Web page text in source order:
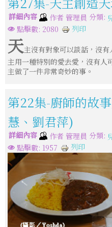
詳細內容 作者 管理員 分類:
點擊數: 2080
列印
天主沒有對象可以談話，沒
主用一種特別的愛去愛，沒有人
主做了一件非常奇妙的事。
第22集-廚師的故
慧、劉君萍)
詳細內容 作者 管理員 分類:
點擊數: 1957
列印